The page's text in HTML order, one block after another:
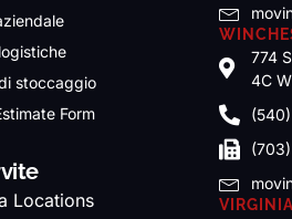
stoccaggio
Form
Locations
774
4C